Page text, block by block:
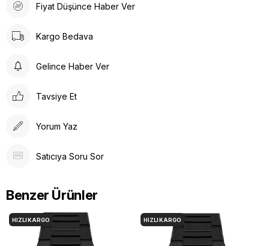
Fiyat Düşünce Haber Ver
Kargo Bedava
Gelince Haber Ver
Tavsiye Et
Yorum Yaz
Satıcıya Soru Sor
Benzer Ürünler
HIZLI KARGO HIZLI KARGO